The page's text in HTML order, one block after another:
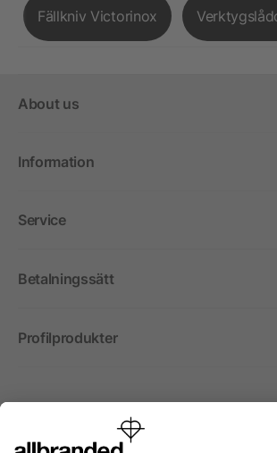
Fällkniv Victorinox
About us
Information
Service
Betalningssätt
Profilprodukter
Internationellt